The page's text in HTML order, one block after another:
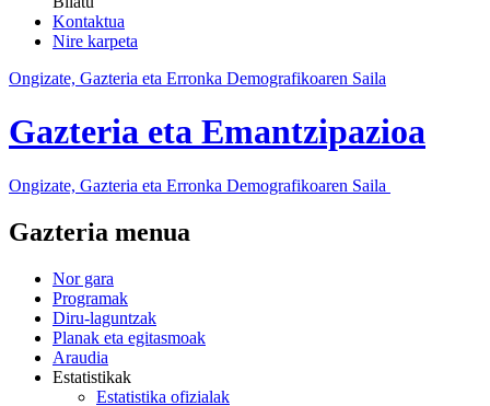
Kontaktua
Nire karpeta
Ongizate, Gazteria eta Erronka Demografikoaren Saila
Gazteria eta Emantzipazioa
Ongizate, Gazteria eta Erronka Demografikoaren Saila
Gazteria menua
Nor gara
Programak
Diru-laguntzak
Planak eta egitasmoak
Araudia
Estatistikak
Estatistika ofizialak